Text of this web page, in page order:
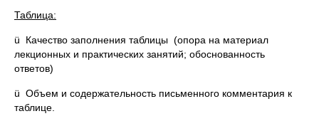
Таблица:
ü Качество заполнения таблицы (опора на материал
лекционных и практических занятий; обоснованность
ответов)
ü Объем и содержательность письменного комментария к
таблице.